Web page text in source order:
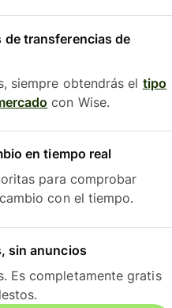
de transferencias de
siempre obtendrás el tipo
con Wise.
en tiempo real
para comprobar
con el tiempo.
sin anuncios
Es completamente gratis